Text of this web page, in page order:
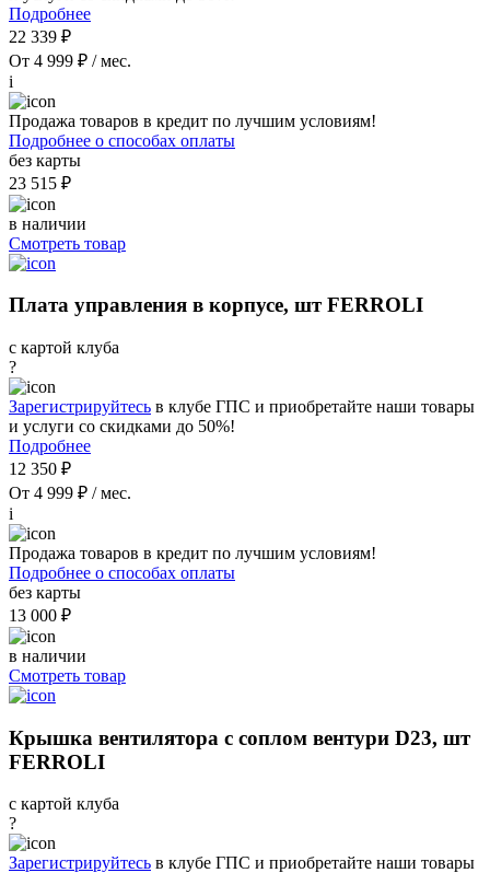
Подробнее
22 339 ₽
От 4 999 ₽ / мес.
i
Продажа товаров в кредит по лучшим условиям!
Подробнее о способах оплаты
без карты
23 515 ₽
в наличии
Смотреть товар
Плата управления в корпусе, шт FERROLI
с картой клуба
?
Зарегистрируйтесь в клубе ГПС и приобретайте наши товары
и услуги со скидками до 50%!
Подробнее
12 350 ₽
От 4 999 ₽ / мес.
i
Продажа товаров в кредит по лучшим условиям!
Подробнее о способах оплаты
без карты
13 000 ₽
в наличии
Смотреть товар
Крышка вентилятора с соплом вентури D23, шт
FERROLI
с картой клуба
?
Зарегистрируйтесь в клубе ГПС и приобретайте наши товары